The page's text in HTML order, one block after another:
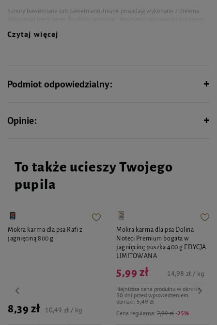
Sznury bawełniane lub bawełniano-lniane posiadają wykonane z drewna
Czytaj więcej
Podmiot odpowiedzialny:
Opinie:
To także ucieszy Twojego
pupila
Mokra karma dla psa Rafi z
jagnięciną 800 g
8,39 zł 10,49 zł / kg
Mokra karma dla psa Dolina
Noteci Premium bogata w
jagnięcinę puszka 400 g EDYCJA
LIMITOWANA
Cena regularna: 7,99 zł -25%
5,99 zł
Najniższa cena produktu w okresie
30 dni przed wprowadzeniem
obniżki: 5,49 zł
14,98 zł / kg